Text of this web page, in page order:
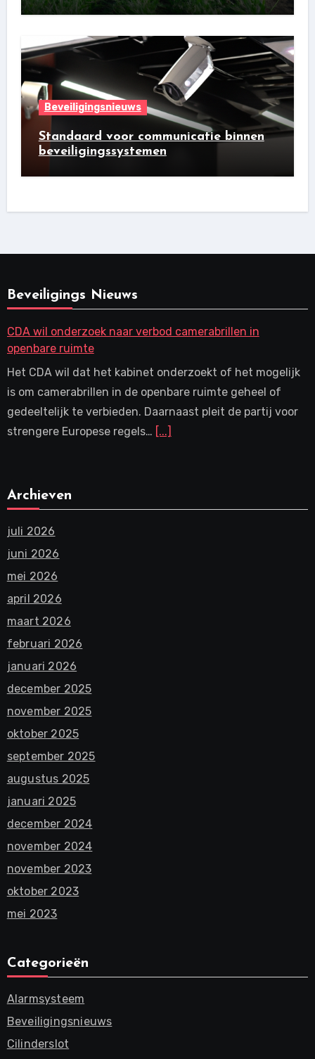
Beveiligingsnieuws
Standaard voor communicatie binnen
beveiligingssystemen
Beveiligings Nieuws
CDA wil onderzoek naar verbod camerabrillen in
openbare ruimte
Het CDA wil dat het kabinet onderzoekt of het mogelijk
is om camerabrillen in de openbare ruimte geheel of
gedeeltelijk te verbieden. Daarnaast pleit de partij voor
strengere Europese regels… [...]
Archieven
juli 2026
juni 2026
mei 2026
april 2026
maart 2026
februari 2026
januari 2026
december 2025
november 2025
oktober 2025
september 2025
augustus 2025
januari 2025
december 2024
november 2024
november 2023
oktober 2023
mei 2023
Categorieën
Alarmsysteem
Beveiligingsnieuws
Cilinderslot